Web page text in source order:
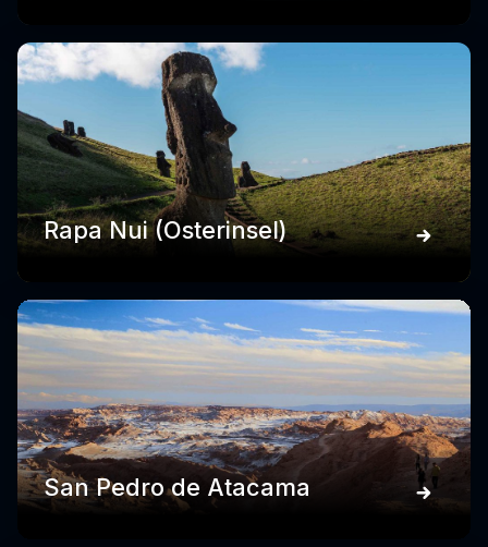
Rapa Nui (Osterinsel)
San Pedro de Atacama